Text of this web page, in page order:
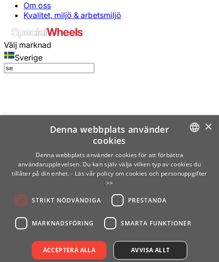
Om oss
Kvalitet, miljö & arbetsmiljö
Välj marknad
Sverige
SWEDISH
×
Denna webbplats använder
cookies
Denna webbplats använder cookies för att förbättra
användarupplevelsen. Du kan själv välja vilken typ av cookies du
tillåter på din enhet. - Läs vår policy om cookies och personuppgifter
>>
STRIKT NÖDVÄNDIGA PRESTANDA
MARKNADSFÖRING SMARTA FUNKTIONER
ACCEPTERA ALLA AVVISA ALLT